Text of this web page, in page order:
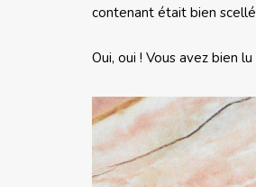
contenant était bien
Oui, oui ! Vous avez bien